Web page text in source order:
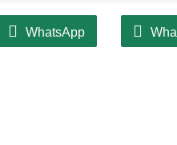
уголке вашего дома,
WhatsApp